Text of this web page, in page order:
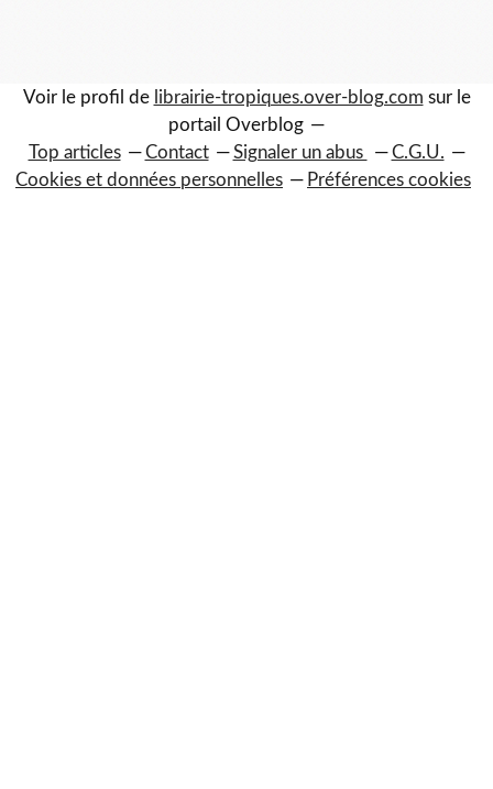
Voir le profil de librairie-tropiques.over-blog.com sur le
portail Overblog
Top articles
Contact Signaler un abus
C.G.U.
Cookies et données personnelles
Préférences cookies